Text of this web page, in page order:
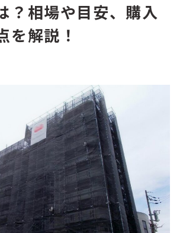
？相場や目安、購入
を解説！